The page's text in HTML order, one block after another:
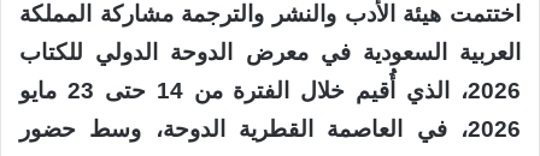
اختتمت هيئة الأدب والنشر والترجمة مشاركة المملكة
العربية السعودية في معرض الدوحة الدولي للكتاب
2026، الذي أُقيم خلال الفترة من 14 حتى 23 مايو
2026، في العاصمة القطرية الدوحة، وسط حضور